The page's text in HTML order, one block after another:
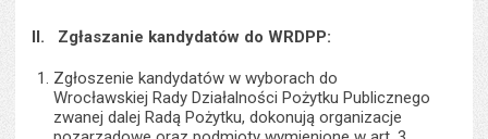
II. Zgłaszanie kandydatów do WRDPP:
Zgłoszenie kandydatów w wyborach do
Wrocławskiej Rady Działalności Pożytku Publicznego
zwanej dalej Radą Pożytku, dokonują organizacje